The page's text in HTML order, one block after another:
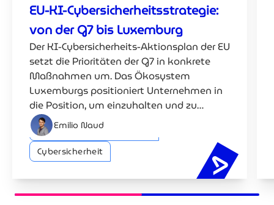
EU-KI-Cybersicherheitsstrategie:
von der G7 bis Luxemburg
Der KI-Cybersicherheits-Aktionsplan der EU
setzt die Prioritäten der G7 in konkrete
Maßnahmen um. Das Ökosystem
Luxemburgs positioniert Unternehmen in
die Position, um einzuhalten und zu
konkurrieren.
Emilio Naud
Cybersicherheit
Künstliche Intelligenz (KI)
EU-KI-